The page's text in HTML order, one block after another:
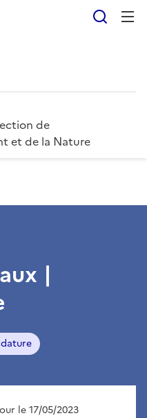
de
et de la Nature
|
le 17/05/2023